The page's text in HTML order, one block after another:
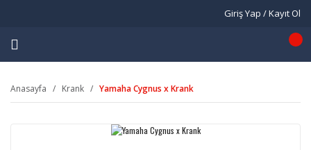
Giriş Yap / Kayıt Ol
Anasayfa Krank Yamaha Cygnus x Krank